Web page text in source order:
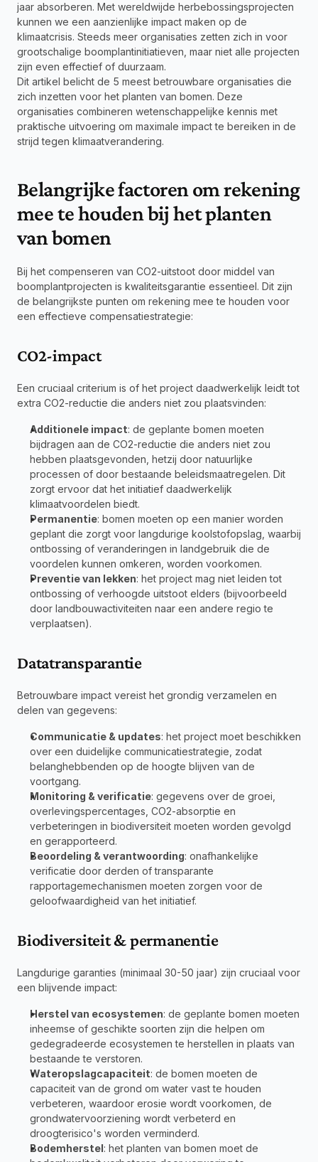
jaar absorberen. Met wereldwijde herbebossingsprojecten
kunnen we een aanzienlijke impact maken op de
klimaatcrisis. Steeds meer organisaties zetten zich in voor
grootschalige boomplantinitiatieven, maar niet alle projecten
zijn even effectief of duurzaam.
Dit artikel belicht de 5 meest betrouwbare organisaties die
zich inzetten voor het planten van bomen. Deze
organisaties combineren wetenschappelijke kennis met
praktische uitvoering om maximale impact te bereiken in de
strijd tegen klimaatverandering.
Belangrijke factoren om rekening
mee te houden bij het planten
van bomen
Bij het compenseren van CO2-uitstoot door middel van
boomplantprojecten is kwaliteitsgarantie essentieel. Dit zijn
de belangrijkste punten om rekening mee te houden voor
een effectieve compensatiestrategie:
CO2-impact
Een cruciaal criterium is of het project daadwerkelijk leidt tot
extra CO2-reductie die anders niet zou plaatsvinden:
Additionele impact: de geplante bomen moeten
bijdragen aan de CO2-reductie die anders niet zou
hebben plaatsgevonden, hetzij door natuurlijke
processen of door bestaande beleidsmaatregelen. Dit
zorgt ervoor dat het initiatief daadwerkelijk
klimaatvoordelen biedt.
Permanentie: bomen moeten op een manier worden
geplant die zorgt voor langdurige koolstofopslag, waarbij
ontbossing of veranderingen in landgebruik die de
voordelen kunnen omkeren, worden voorkomen.
Preventie van lekken: het project mag niet leiden tot
ontbossing of verhoogde uitstoot elders (bijvoorbeeld
door landbouwactiviteiten naar een andere regio te
verplaatsen).
Datatransparantie
Betrouwbare impact vereist het grondig verzamelen en
delen van gegevens:
Communicatie & updates: het project moet beschikken
over een duidelijke communicatiestrategie, zodat
belanghebbenden op de hoogte blijven van de
voortgang.
Monitoring & verificatie: gegevens over de groei,
overlevingspercentages, CO2-absorptie en
verbeteringen in biodiversiteit moeten worden gevolgd
en gerapporteerd.
Beoordeling & verantwoording: onafhankelijke
verificatie door derden of transparante
rapportagemechanismen moeten zorgen voor de
geloofwaardigheid van het initiatief.
Biodiversiteit & permanentie
Langdurige garanties (minimaal 30-50 jaar) zijn cruciaal voor
een blijvende impact:
Herstel van ecosystemen: de geplante bomen moeten
inheemse of geschikte soorten zijn die helpen om
gedegradeerde ecosystemen te herstellen in plaats van
bestaande te verstoren.
Wateropslagcapaciteit: de bomen moeten de
capaciteit van de grond om water vast te houden
verbeteren, waardoor erosie wordt voorkomen, de
grondwatervoorziening wordt verbeterd en
droogterisico's worden verminderd.
Bodemherstel: het planten van bomen moet de